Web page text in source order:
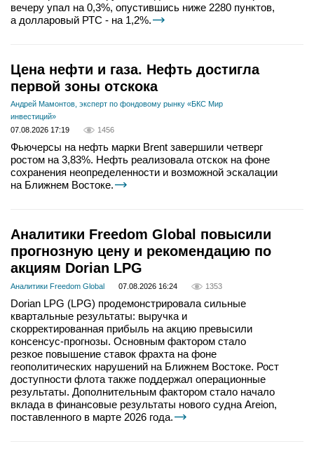
вечеру упал на 0,3%, опустившись ниже 2280 пунктов,
а долларовый РТС - на 1,2%.
Цена нефти и газа. Нефть достигла
первой зоны отскока
Андрей Мамонтов, эксперт по фондовому рынку «БКС Мир
инвестиций»
07.08.2026 17:19
1456
Фьючерсы на нефть марки Brent завершили четверг
ростом на 3,83%. Нефть реализовала отскок на фоне
сохранения неопределенности и возможной эскалации
на Ближнем Востоке.
Аналитики Freedom Global повысили
прогнозную цену и рекомендацию по
акциям Dorian LPG
Аналитики Freedom Global 07.08.2026 16:24 1353
Dorian LPG (LPG) продемонстрировала сильные
квартальные результаты: выручка и
скорректированная прибыль на акцию превысили
консенсус-прогнозы. Основным фактором стало
резкое повышение ставок фрахта на фоне
геополитических нарушений на Ближнем Востоке. Рост
доступности флота также поддержал операционные
результаты. Дополнительным фактором стало начало
вклада в финансовые результаты нового судна Areion,
поставленного в марте 2026 года.